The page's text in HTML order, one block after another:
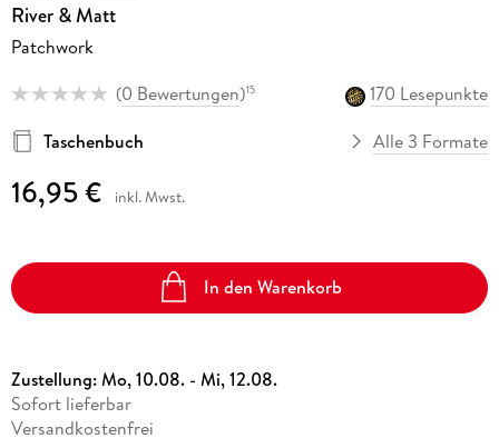
River & Matt
Patchwork
(0 Bewertungen)15
170 Lesepunkte
Taschenbuch
Alle 3 Formate
16,95 € inkl. Mwst.
In den Warenkorb
Zustellung:Mo, 10.08. - Mi, 12.08.
Sofort lieferbar
Versandkostenfrei